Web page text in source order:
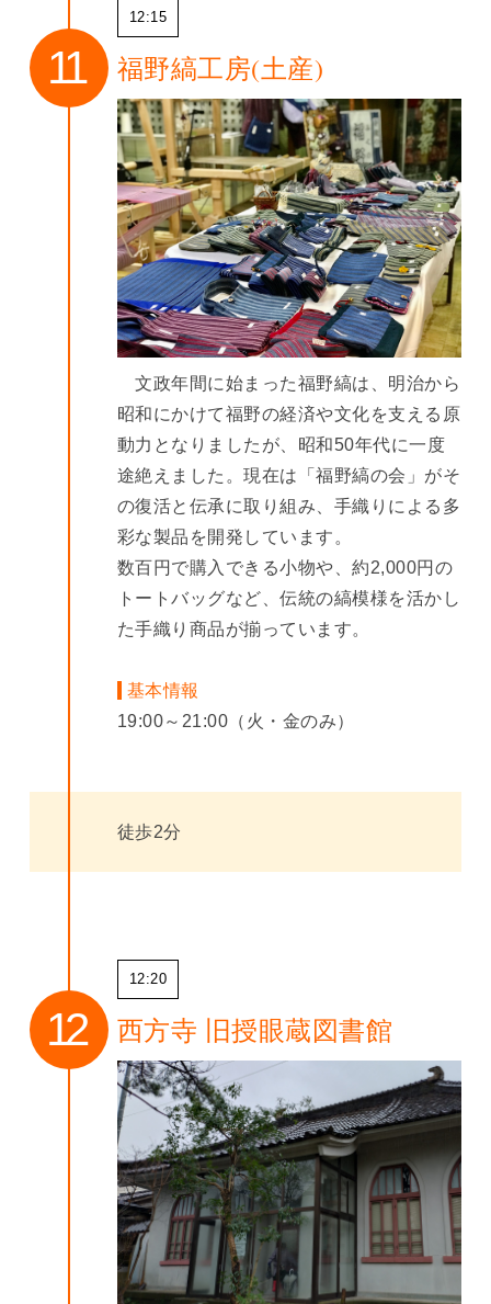
12:15
福野縞工房(土産)
文政年間に始まった福野縞は、明治から
昭和にかけて福野の経済や文化を支える原
動力となりましたが、昭和50年代に一度
途絶えました。現在は「福野縞の会」がそ
の復活と伝承に取り組み、手織りによる多
彩な製品を開発しています。
数百円で購入できる小物や、約2,000円の
トートバッグなど、伝統の縞模様を活かし
た手織り商品が揃っています。
基本情報
19:00～21:00（火・金のみ）
徒歩2分
12:20
西方寺 旧授眼蔵図書館